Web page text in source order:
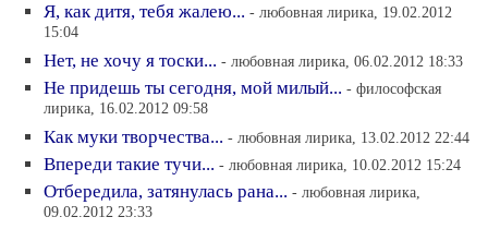
Я, как дитя, тебя жалею... - любовная лирика, 19.02.2012
15:04
Нет, не хочу я тоски... - любовная лирика, 06.02.2012 18:33
Не придешь ты сегодня, мой милый... - философская
лирика, 16.02.2012 09:58
Как муки творчества... - любовная лирика, 13.02.2012 22:44
Впереди такие тучи... - любовная лирика, 10.02.2012 15:24
Отбередила, затянулась рана... - любовная лирика,
09.02.2012 23:33